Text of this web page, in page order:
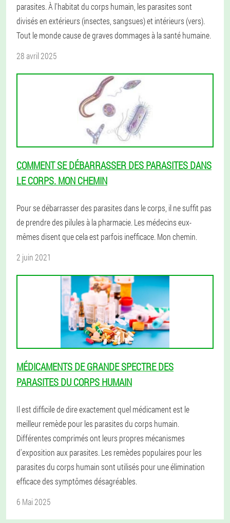
parasites. À l'habitat du corps humain, les parasites sont
divisés en extérieurs (insectes, sangsues) et intérieurs (vers).
Tout le monde cause de graves dommages à la santé humaine.
28 avril 2025
COMMENT SE DÉBARRASSER DES PARASITES DANS
LE CORPS. MON CHEMIN
Pour se débarrasser des parasites dans le corps, il ne suffit pas
de prendre des pilules à la pharmacie. Les médecins eux-
mêmes disent que cela est parfois inefficace. Mon chemin.
2 juin 2021
MÉDICAMENTS DE GRANDE SPECTRE DES
PARASITES DU CORPS HUMAIN
Il est difficile de dire exactement quel médicament est le
meilleur remède pour les parasites du corps humain.
Différentes comprimés ont leurs propres mécanismes
d'exposition aux parasites. Les remèdes populaires pour les
parasites du corps humain sont utilisés pour une élimination
efficace des symptômes désagréables.
6 Mai 2025